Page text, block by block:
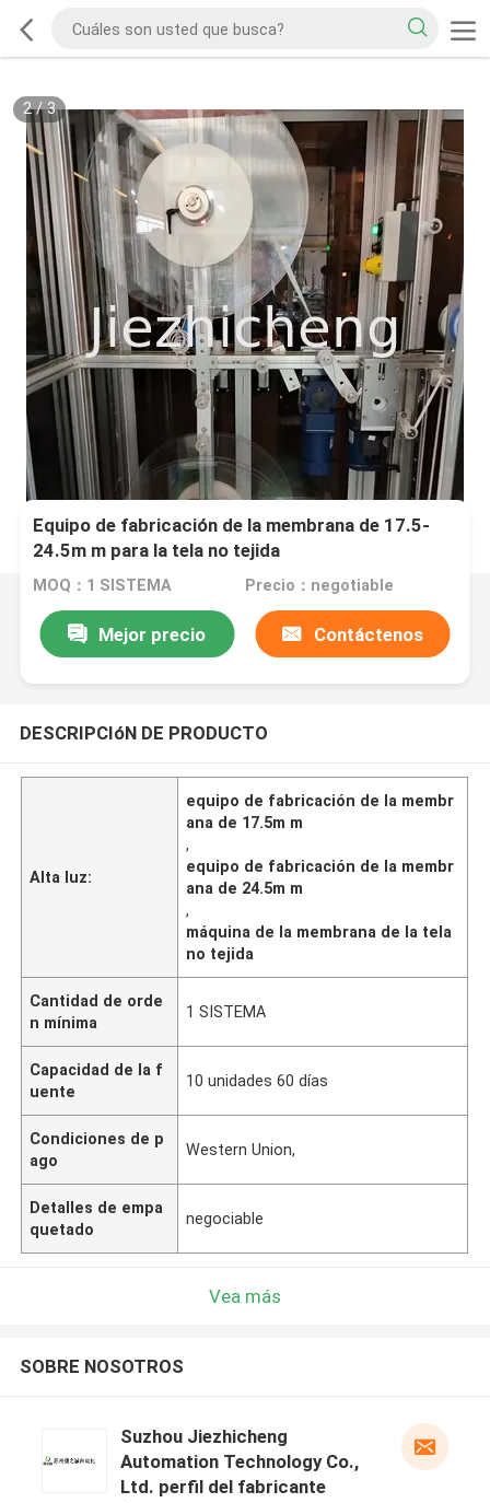
2/3
Equipo de fabricación de la membrana de 17.5-
24.5m m para la tela no tejida
MOQ：1 SISTEMA Precio：negotiable
Mejor precio Contáctenos
DESCRIPCIóN DE PRODUCTO
Alta luz:
equipo de fabricación de la membr
ana de 17.5m m
,
equipo de fabricación de la membr
ana de 24.5m m
,
máquina de la membrana de la tela
no tejida
Cantidad de orde
n mínima
1 SISTEMA
Capacidad de la f
uente
10 unidades 60 días
Condiciones de p
ago
Western Union,
Detalles de empa
quetado
negociable
Vea más
SOBRE NOSOTROS
Suzhou Jiezhicheng
Automation Technology Co.,
Ltd. perfil del fabricante